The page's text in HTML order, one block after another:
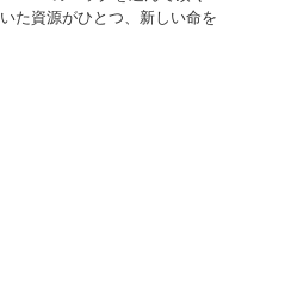
た資源がひとつ、新しい命を